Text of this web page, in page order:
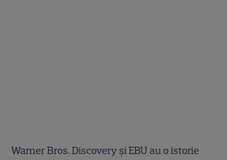
Warner Bros. Discovery și EBU au o istorie